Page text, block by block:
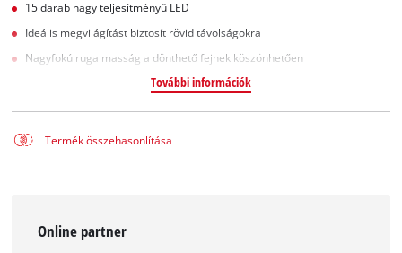
15 darab nagy teljesítményű LED
Ideális megvilágítást biztosít rövid távolságokra
Nagyfokú rugalmasság a dönthető fejnek köszönhetően
További információk
Termék összehasonlítása
Online partner